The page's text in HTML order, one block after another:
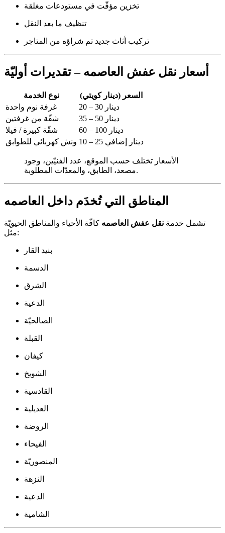
تخزين مؤقّت في مستودعات مغلقة
تنظيف ما بعد النقل
تركيب أثاث جديد تم شراؤه من المتاجر
أسعار نقل عفش العاصمه – تقديرات أوليّة
نوع الخدمة
السعر (دينار كويتي)
غرفة نوم واحدة
20 – 30 دينار
شقّة من غرفتين
35 – 50 دينار
شقّة كبيرة / فيلا
60 – 100 دينار
ونش كهربائي للطوابق
10 – 25 دينار إضافي
الأسعار تختلف حسب الموقع، عدد الفنيّين، وجود
مصعد، الطابق، والمعدّات المطلوبة.
المناطق التي تُخدَم داخل العاصمه
تشمل خدمة نقل عفش العاصمه كافّة الأحياء والمناطق الحيويّة
مثل:
بنيد القار
الدسمة
الشرق
الدعية
الصالحيّة
القبلة
كيفان
الشويخ
القادسية
العديلية
الروضة
الفيحاء
المنصوريّة
النزهة
الدعية
الشامية